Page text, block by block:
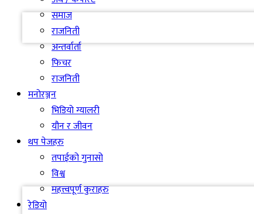
समाज
राजनिती
अन्तर्वार्ता
फिचर
राजनिती
मनोरञ्जन
भिडियो ग्यालरी
यौन र जीवन
थप पेजहरु
तपाईको गुनासो
विश्व
महत्त्वपूर्ण कुराहरु
रेडियो